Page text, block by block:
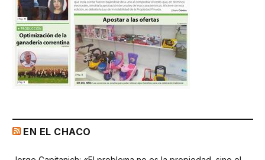
EN EL CHACO